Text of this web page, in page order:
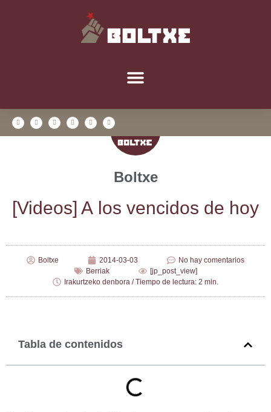
Boltxe
[Videos] A los ven­ci­dos de hoy
Boltxe 2014-03-03
No hay comentarios
Berriak
[jp_post_view]
Irakurtzeko denbora / Tiempo de lectura: 2 min.
Tabla de contenidos